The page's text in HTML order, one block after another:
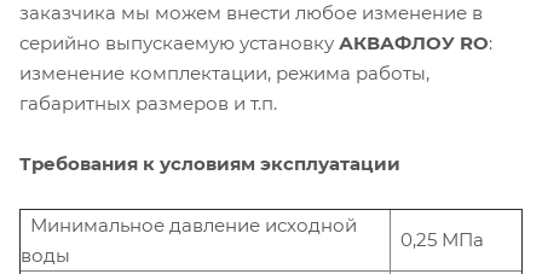
заказчика мы можем внести любое изменение в
серийно выпускаемую установку АКВАФЛОУ RO:
изменение комплектации, режима работы,
габаритных размеров и т.п.
Требования к условиям эксплуатации
Минимальное давление исходной
воды
0,25 МПа